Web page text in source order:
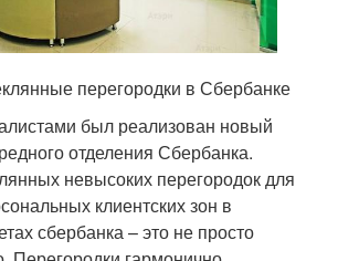
перегородки в Сбербанке
был реализован новый
отделения Сбербанка.
невысоких перегородок для
клиентских зон в
сбербанка – это не просто